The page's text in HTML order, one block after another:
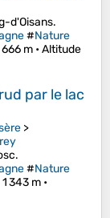
d'Oisans.
#Nature
m •Altitude
par le lac
>
#Nature
343 m •